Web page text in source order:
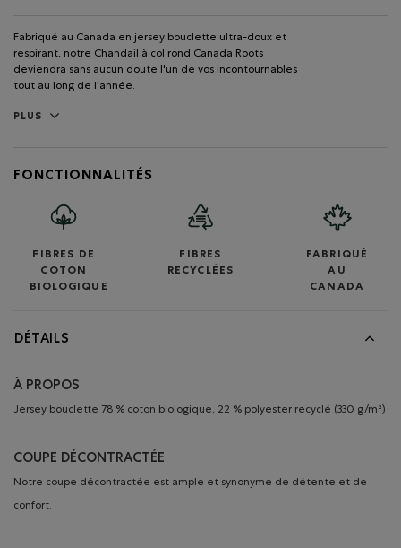
Fabriqué au Canada en jersey bouclette ultra-doux et
respirant, notre Chandail à col rond Canada Roots
deviendra sans aucun doute l'un de vos incontournables
tout au long de l'année.
PLUS
FONCTIONNALITÉS
FIBRES DE
COTON
BIOLOGIQUE
FIBRES
RECYCLÉES
FABRIQUÉ
AU
CANADA
DÉTAILS
À PROPOS
Jersey bouclette 78 % coton biologique, 22 % polyester recyclé (330 g/m²)
COUPE DÉCONTRACTÉE
Notre coupe décontractée est ample et synonyme de détente et de
confort.